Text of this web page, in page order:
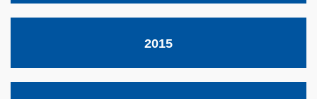
2015